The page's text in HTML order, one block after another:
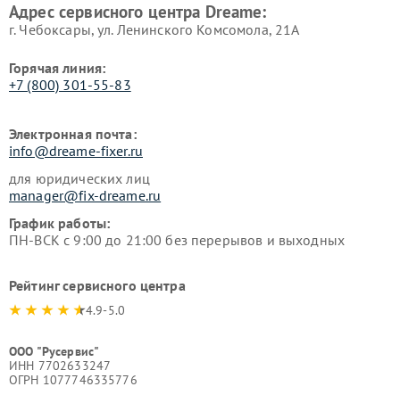
Адрес сервисного центра Dreame:
г. Чебоксары, ул. Ленинского Комсомола, 21А
Горячая линия:
+7 (800) 301-55-83
Электронная почта:
info@dreame-fixer.ru
для юридических лиц
manager@fix-dreame.ru
График работы:
ПН-ВСК с 9:00 до 21:00 без перерывов и выходных
Рейтинг сервисного центра
4.9-5.0
ООО "Русервис"
ИНН 7702633247
ОГРН 1077746335776